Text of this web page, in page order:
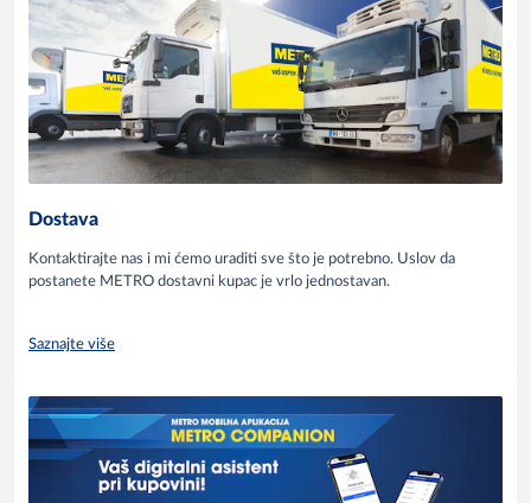
Dostava
Kontaktirajte nas i mi ćemo uraditi sve što je potrebno. Uslov da
postanete METRO dostavni kupac je vrlo jednostavan.
Saznajte više